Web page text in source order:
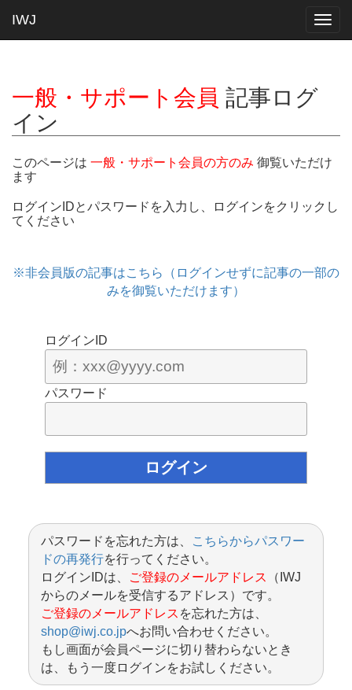
IWJ
一般・サポート会員 記事ログ
イン
このページは 一般・サポート会員の方のみ 御覧いただけ
ます
ログインIDとパスワードを入力し、ログインをクリックし
てください
※非会員版の記事はこちら（ログインせずに記事の一部の
みを御覧いただけます）
ログインID
パスワード
パスワードを忘れた方は、
こちらからパスワー
ドの再発行を行ってください。
ログインIDは、
ご登録のメールアドレス
（IWJ
からのメールを受信するアドレス）です。
ご登録のメールアドレス を忘れた方は、
shop@iwj.co.jpへお問い合わせください。
もし画面が会員ページに切り替わらないとき
は、もう一度ログインをお試しください。